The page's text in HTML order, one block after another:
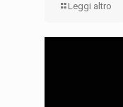
Leggi altro